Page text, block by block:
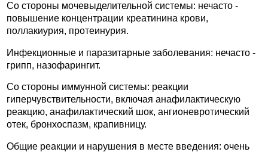
Со стороны мочевыделительной системы: нечасто -
повышение концентрации креатинина крови,
поллакиурия, протеинурия.
Инфекционные и паразитарные заболевания: нечасто -
грипп, назофарингит.
Со стороны иммунной системы: реакции
гиперчувствительности, включая анафилактическую
реакцию, анафилактический шок, ангионевротический
отек, бронхоспазм, крапивницу.
Общие реакции и нарушения в месте введения: очень